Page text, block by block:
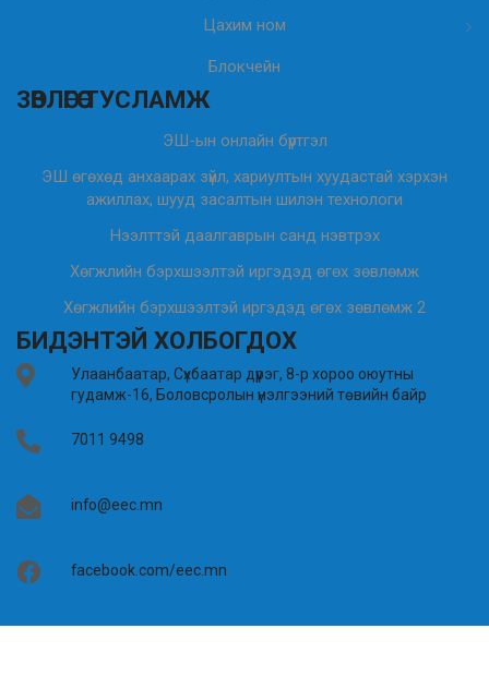
Цахим ном
Блокчейн
ЗӨВЛӨГӨӨ ТУСЛАМЖ
ЭШ-ын онлайн бүртгэл
ЭШ өгөхөд анхаарах зүйл, хариултын хуудастай хэрхэн
ажиллах, шууд засалтын шилэн технологи
Нээлттэй даалгаврын санд нэвтрэх
Хөгжлийн бэрхшээлтэй иргэдэд өгөх зөвлөмж
Хөгжлийн бэрхшээлтэй иргэдэд өгөх зөвлөмж 2
БИДЭНТЭЙ ХОЛБОГДОХ
Улаанбаатар, Сүхбаатар дүүрэг, 8-р хороо оюутны
гудамж-16, Боловсролын үнэлгээний төвийн байр
7011 9498
info@eec.mn
facebook.com/eec.mn